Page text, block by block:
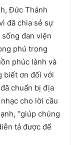
Đức Thánh
đã chia sẻ sự
đan viện
phú trong
phúc lành và
biết ơn đối với
chuẩn bị địa
cho lời cầu
“giúp chúng
tả được để